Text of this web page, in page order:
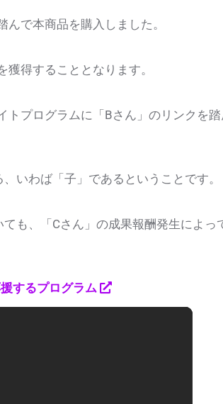
で本商品を購入しました。
得することとなります。
プログラムに「Bさん」のリンクを
いわば「子」であるということです。
も、「Cさん」の成果報酬発生によっ
するプログラム